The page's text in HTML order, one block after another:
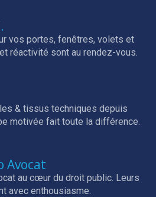
vos portes, fenêtres, volets et
réactivité sont au rendez-vous.
& tissus techniques depuis
motivée fait toute la différence.
Avocat
au cœur du droit public. Leurs
avec enthousiasme.